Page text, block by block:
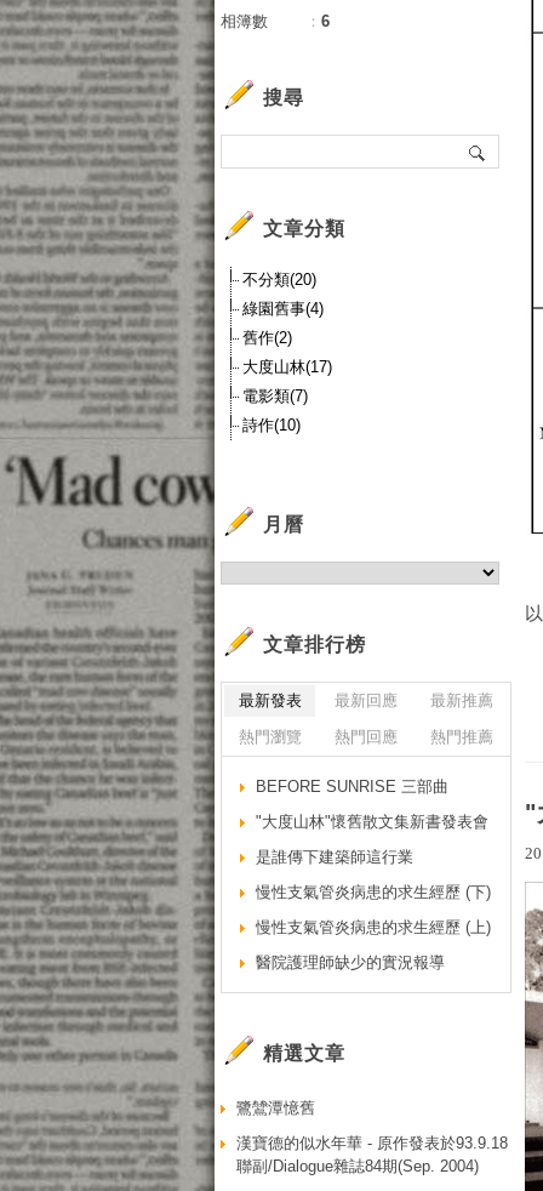
"
相簿數
： 6
搜尋
文章分類
不分類(20)
綠園舊事(4)
舊作(2)
大度山林(17)
電影類(7)
詩作(10)
月曆
文章排行榜
最新發表 最新回應
最新推薦
熱門瀏覽
熱門回應 熱門推薦
BEFORE SUNRISE 三部曲
"大度山林"懷舊散文集新書發表會
是誰傳下建築師這行業
慢性支氣管炎病患的求生經歷 (下)
慢性支氣管炎病患的求生經歷 (上)
醫院護理師缺少的實況報導
精選文章
鷺鷥潭憶舊
漢寶德的似水年華 - 原作發表於93.9.18
聯副/Dialogue雜誌84期(Sep. 2004)